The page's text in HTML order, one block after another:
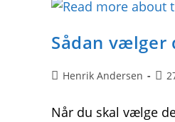
Sådan vælger
PostHenrik Andersen
Post
Når du skal vælge